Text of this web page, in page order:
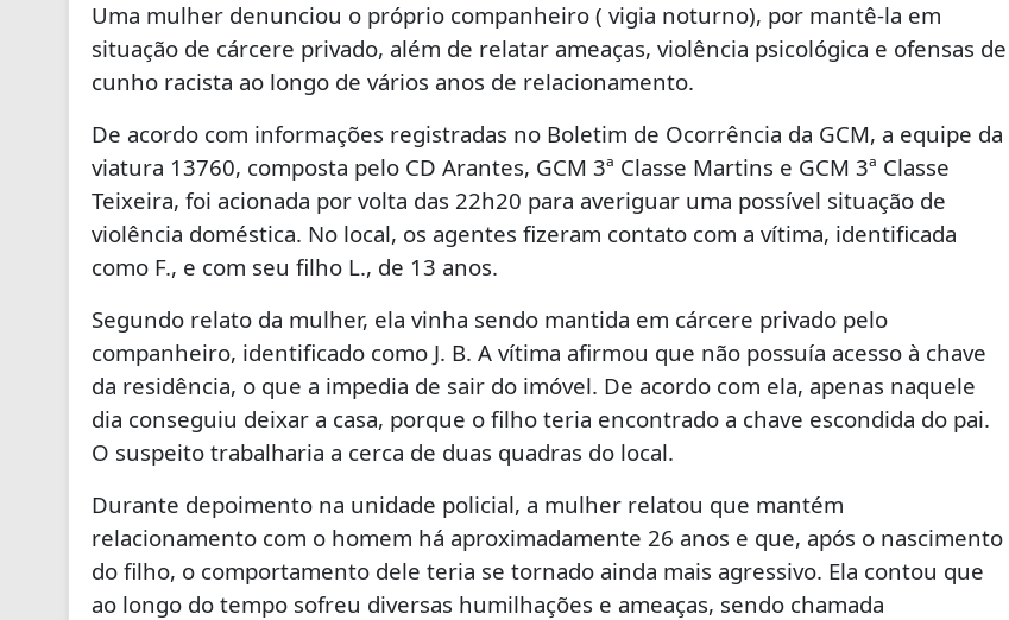
Uma mulher denunciou o próprio companheiro ( vigia noturno), por mantê-la em
situação de cárcere privado, além de relatar ameaças, violência psicológica e ofensas de
cunho racista ao longo de vários anos de relacionamento.
De acordo com informações registradas no Boletim de Ocorrência da GCM, a equipe da
viatura 13760, composta pelo CD Arantes, GCM 3ª Classe Martins e GCM 3ª Classe
Teixeira, foi acionada por volta das 22h20 para averiguar uma possível situação de
violência doméstica. No local, os agentes fizeram contato com a vítima, identificada
como F., e com seu filho L., de 13 anos.
Segundo relato da mulher, ela vinha sendo mantida em cárcere privado pelo
companheiro, identificado como J. B. A vítima afirmou que não possuía acesso à chave
da residência, o que a impedia de sair do imóvel. De acordo com ela, apenas naquele
dia conseguiu deixar a casa, porque o filho teria encontrado a chave escondida do pai.
O suspeito trabalharia a cerca de duas quadras do local.
Durante depoimento na unidade policial, a mulher relatou que mantém
relacionamento com o homem há aproximadamente 26 anos e que, após o nascimento
do filho, o comportamento dele teria se tornado ainda mais agressivo. Ela contou que
ao longo do tempo sofreu diversas humilhações e ameaças, sendo chamada